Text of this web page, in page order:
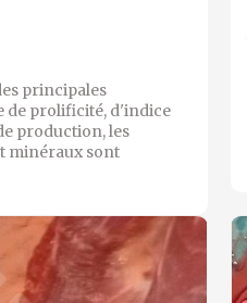
principales
de prolificité, d'indice
production, les
minéraux sont